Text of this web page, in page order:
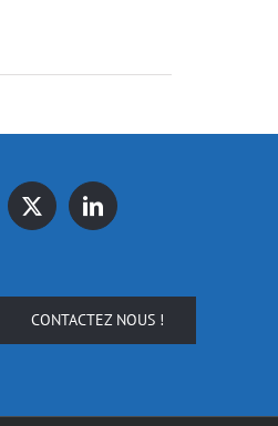
CONTACTEZ NOUS !